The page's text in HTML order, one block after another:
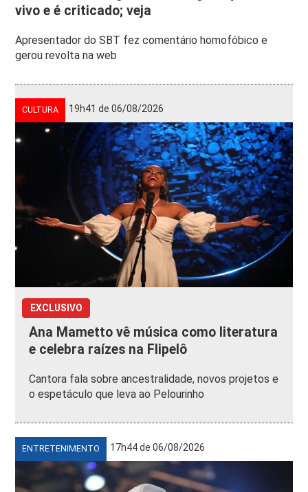
vivo e é criticado; veja
Apresentador do SBT fez comentário homofóbico e
gerou revolta na web
CULTURA 19h41 de 06/08/2026
EXCLUSIVO
Ana Mametto vê música como literatura
e celebra raízes na Flipelô
Cantora fala sobre ancestralidade, novos projetos e
o espetáculo que leva ao Pelourinho
ENTRETENIMENTO 17h44 de 06/08/2026